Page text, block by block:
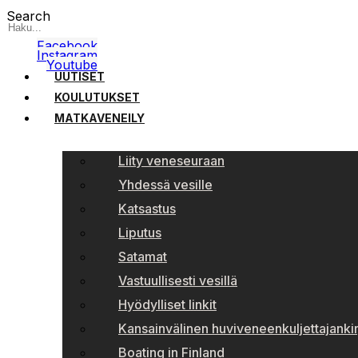
Search
Facebook
Instagram
Youtube
UUTISET
KOULUTUKSET
MATKAVENEILY
Liity veneseuraan
Yhdessä vesille
Katsastus
Liputus
Satamat
Vastuullisesti vesillä
Hyödylliset linkit
Kansainvälinen
Boating in Finland